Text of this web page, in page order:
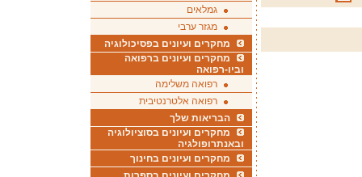
גמלאים
מגזר ערבי
מחקרים ועיונים בפסיכולוגיה
מחקרים ועיונים ברפואה
וביו-רפואה
רפואה משלימה
רפואה אלטרנטיבית
הבריאות שלך
מחקרים ועיונים בסוציולוגיה
ובאנתרופולגיה
מחקרים ועיונים בחינוך